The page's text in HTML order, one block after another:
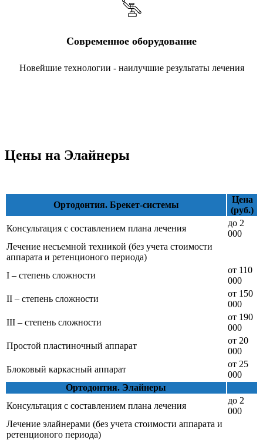
Современное оборудование
Новейшие технологии - наилучшие результаты лечения
Цены на Элайнеры
Ортодонтия. Брекет-системы
Цена
(руб.)
Консультация с составлением плана лечения
до 2
000
Лечение несъемной техникой (без учета стоимости
аппарата и ретенционого периода)
I – степень сложности
от 110
000
II – степень сложности
от 150
000
III – степень сложности
от 190
000
Простой пластиночный аппарат
от 20
000
Блоковый каркасный аппарат
от 25
000
Ортодонтия. Элайнеры
Консультация с составлением плана лечения
до 2
000
Лечение элайнерами (без учета стоимости аппарата и
ретенционого периода)